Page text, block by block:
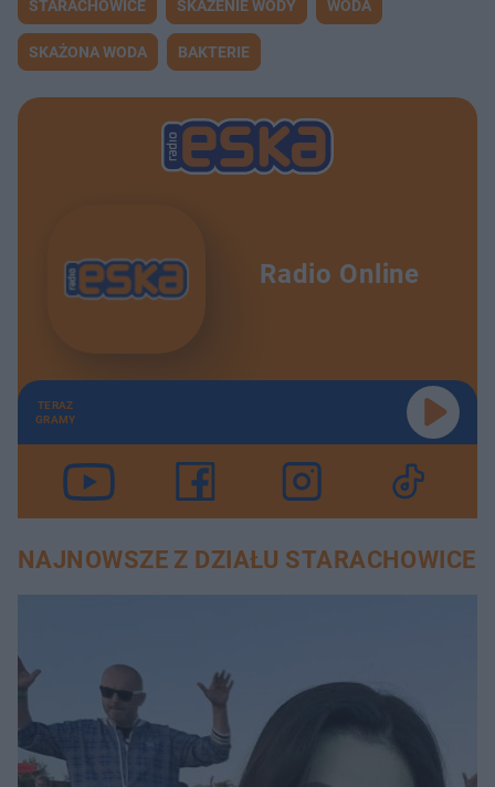
STARACHOWICE SKAŻENIE WODY WODA
SKAŻONA WODA BAKTERIE
Radio Online
TERAZ
GRAMY
NAJNOWSZE Z DZIAŁU STARACHOWICE